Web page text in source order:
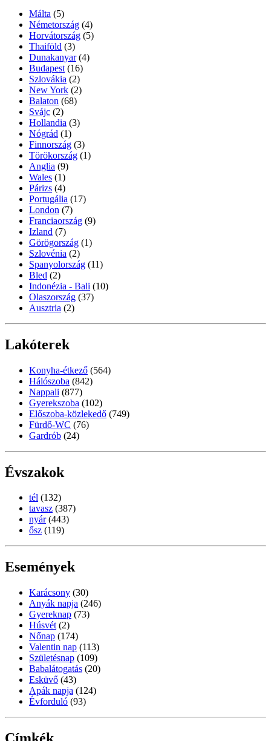
Málta (5)
Németország (4)
Horvátország (5)
Thaiföld (3)
Dunakanyar (4)
Budapest (16)
Szlovákia (2)
New York (2)
Balaton (68)
Svájc (2)
Hollandia (3)
Nógrád (1)
Finnország (3)
Törökország (1)
Anglia (9)
Wales (1)
Párizs (4)
Portugália (17)
London (7)
Franciaország (9)
Izland (7)
Görögország (1)
Szlovénia (2)
Spanyolország (11)
Bled (2)
Indonézia - Bali (10)
Olaszország (37)
Ausztria (2)
Lakóterek
Konyha-étkező (564)
Hálószoba (842)
Nappali (877)
Gyerekszoba (102)
Előszoba-közlekedő (749)
Fürdő-WC (76)
Gardrób (24)
Évszakok
tél (132)
tavasz (387)
nyár (443)
ősz (119)
Események
Karácsony (30)
Anyák napja (246)
Gyereknap (73)
Húsvét (2)
Nőnap (174)
Valentin nap (113)
Születésnap (109)
Babalátogatás (20)
Esküvő (43)
Apák napja (124)
Évforduló (93)